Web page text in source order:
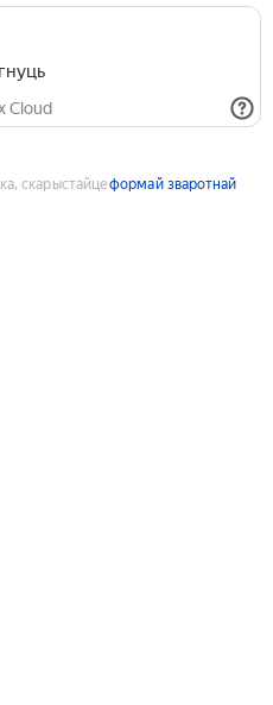
Cloud
скарыстайцеформай зваротнай